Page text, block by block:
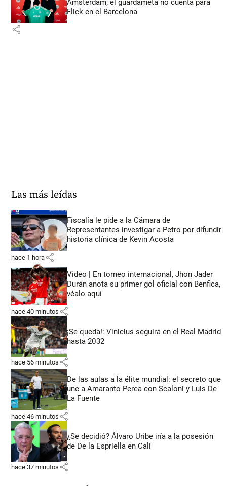
Ámsterdam; el guardameta no cuenta para
Flick en el Barcelona
share
Las más leídas
Fiscalía le pide a la Cámara de
Representantes investigar a Petro por difundir
historia clínica de Kevin Acosta
hace 1 hora share
Video | En torneo internacional, Jhon Jader
Durán anota su primer gol oficial con Benfica,
véalo aquí
hace 40 minutos share
¡Se queda!: Vinicius seguirá en el Real Madrid
hasta 2032
hace 56 minutos share
De las aulas a la élite mundial: el secreto que
une a Amaranto Perea con Scaloni y Luis De
La Fuente
hace 46 minutos share
¿Se decidió? Álvaro Uribe iría a la posesión
de De la Espriella en Cali
hace 37 minutos share